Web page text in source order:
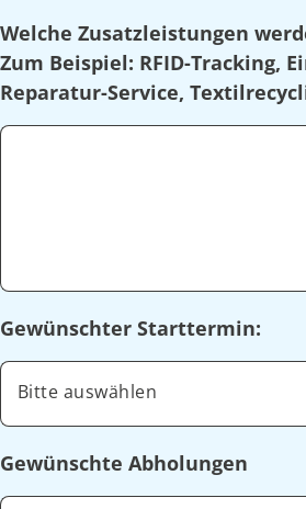
Welche Zusatzleistungen
Zum Beispiel: RFID-Tracking,
Reparatur-Service,
Gewünschter Starttermin:
Bitte auswählen
Gewünschte Abholungen